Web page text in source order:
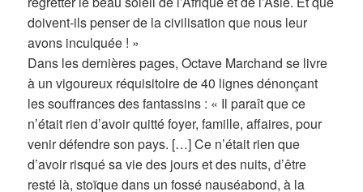
doivent-ils penser de la civilisation que nous leur
avons inculquée ! »
Dans les dernières pages, Octave Marchand se livre
à un vigoureux réquisitoire de 40 lignes dénonçant
les souffrances des fantassins : « Il paraît que ce
n’était rien d’avoir quitté foyer, famille, affaires, pour
venir défendre son pays. […] Ce n’était rien que
d’avoir risqué sa vie des jours et des nuits, d’être
resté là, stoïque dans un fossé nauséabond, à la